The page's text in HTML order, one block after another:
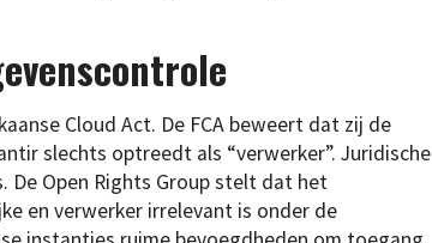
Cloud Act. De FCA beweert dat zij de
slechts optreedt als “verwerker”. Juridische
De Open Rights Group stelt dat het
en verwerker irrelevant is onder de